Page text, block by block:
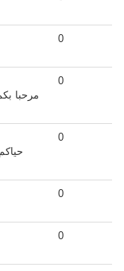
0
مرحبا
0
0
0
0